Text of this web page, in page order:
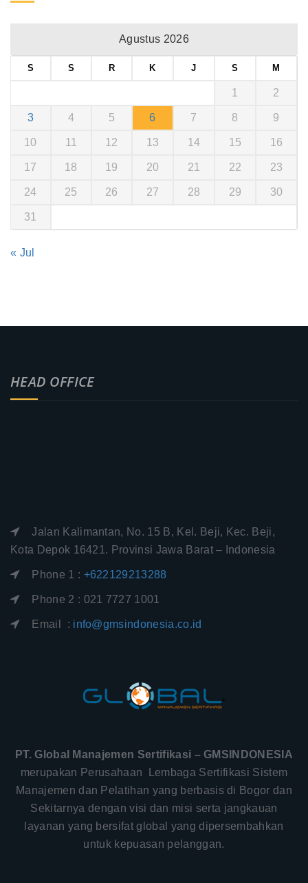
Agustus 2026
S S R K J S M
1 2
3 4 5 6 7 8 9
10 11 12 13 14 15 16
17 18 19 20 21 22 23
24 25 26 27 28 29 30
31
« Jul
HEAD OFFICE
Jalan Kalimantan, No. 15 B, Kel. Beji, Kec. Beji,
Kota Depok 16421. Provinsi Jawa Barat – Indonesia
Phone 1 : +622129213288
Phone 2 : 021 7727 1001
Email : info@gmsindonesia.co.id
PT. Global Manajemen Sertifikasi – GMSINDONESIA
merupakan Perusahaan Lembaga Sertifikasi Sistem
Manajemen dan Pelatihan yang berbasis di Bogor dan
Sekitarnya dengan visi dan misi serta jangkauan
layanan yang bersifat global yang dipersembahkan
untuk kepuasan pelanggan.